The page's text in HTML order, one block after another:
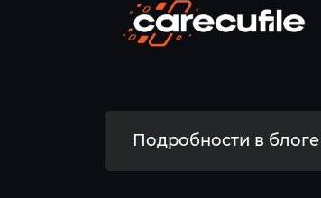
Подробности в блоге